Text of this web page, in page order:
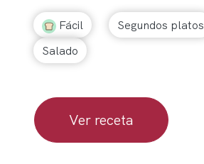
Fácil
Segundos platos
Salado
Ver receta